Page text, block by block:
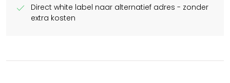
check
Direct white label naar alternatief adres - zonder
extra kosten